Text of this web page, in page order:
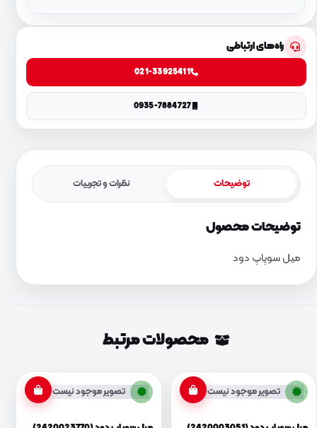
راه‌های ارتباطی
021-33925411
0935-7884727
توضیحات نظرات و تجربیات
توضیحات محصول
میل سوپاپ دود
محصولات مرتبط
تصویر موجود نیست تصویر موجود نیست